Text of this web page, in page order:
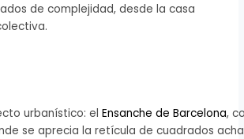
de complejidad, desde la casa
urbanístico: elEnsanche de Barcelona,
se aprecia la retícula de cuadrados